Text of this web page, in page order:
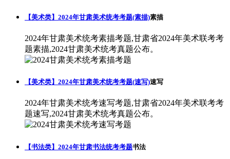
【美术类】2024年甘肃美术统考考题(素描)素描
2024年甘肃美术统考素描考题,甘肃省2024年美术联考考
题素描,2024甘肃美术统考真题公布。
【美术类】2024年甘肃美术统考考题(速写)速写
2024年甘肃美术统考速写考题,甘肃省2024年美术联考考
题速写,2024甘肃美术统考真题公布。
【书法类】2024年甘肃书法统考考题书法